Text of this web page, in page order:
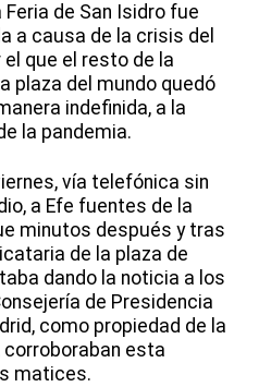
Feria de San Isidro fue
a causa de la crisis del
que el resto de la
plaza del mundo quedó
indefinida, a la
la pandemia.
vía telefónica sin
a Efe fuentes de la
minutos después y tras
de la plaza de
dando la noticia a los
de Presidencia
como propiedad de la
corroboraban esta
matices.